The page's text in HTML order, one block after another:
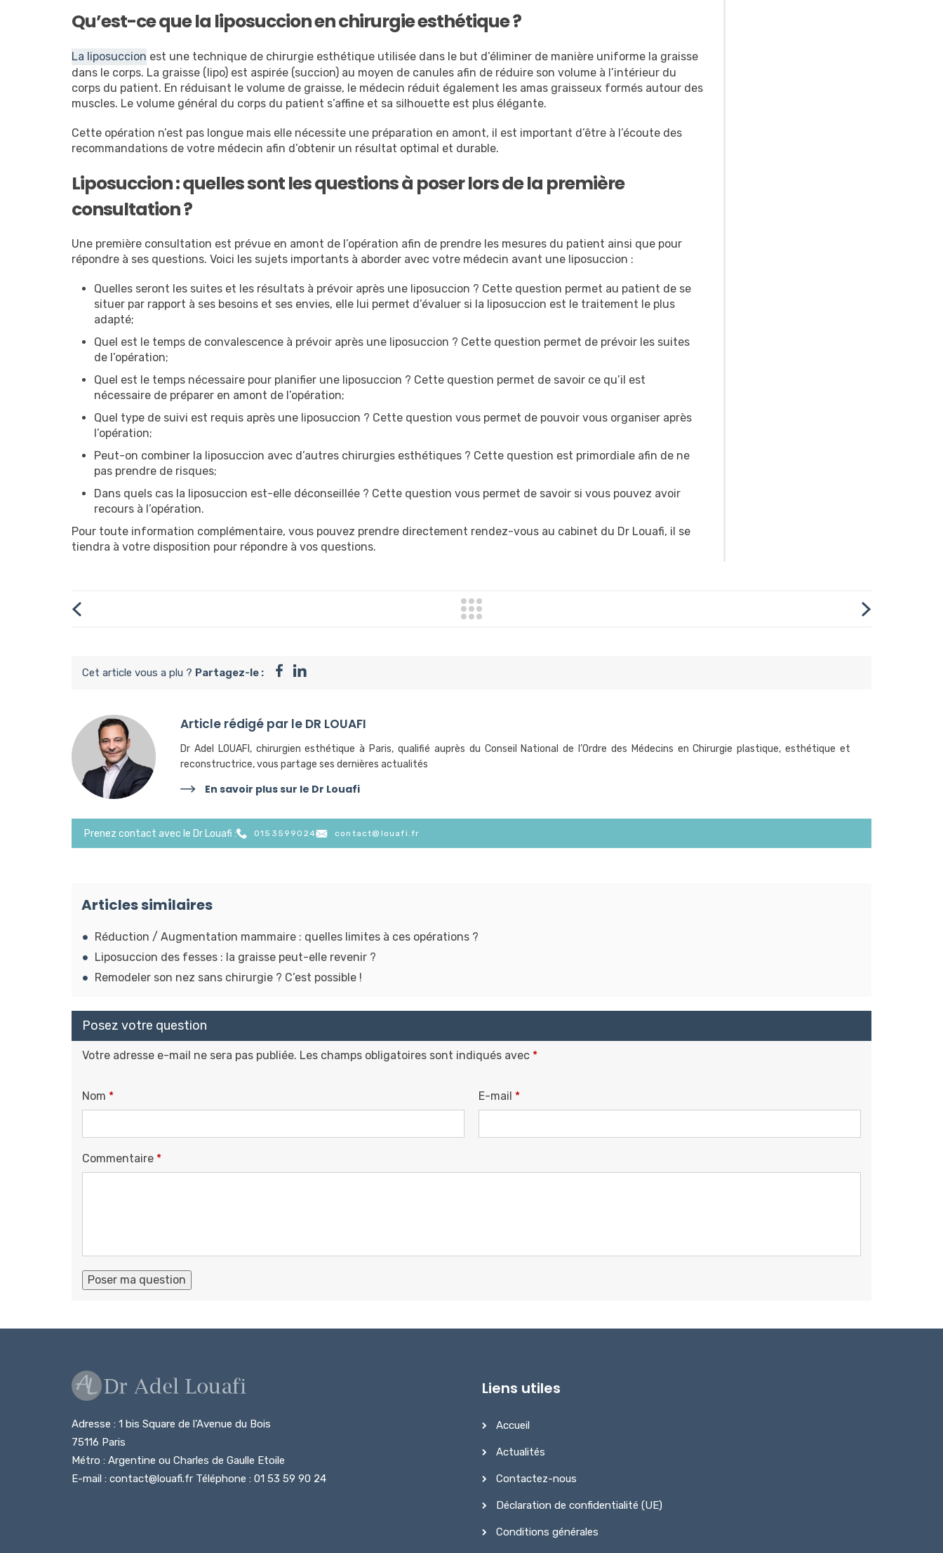
Qu’est-ce que la liposuccion en chirurgie esthétique ?
La liposuccion est une technique de chirurgie esthétique utilisée dans le but d’éliminer de manière uniforme la graisse
dans le corps. La graisse (lipo) est aspirée (succion) au moyen de canules afin de réduire son volume à l’intérieur du
corps du patient. En réduisant le volume de graisse, le médecin réduit également les amas graisseux formés autour des
muscles. Le volume général du corps du patient s’affine et sa silhouette est plus élégante.
Cette opération n’est pas longue mais elle nécessite une préparation en amont, il est important d’être à l’écoute des
recommandations de votre médecin afin d’obtenir un résultat optimal et durable.
Liposuccion : quelles sont les questions à poser lors de la première
consultation ?
Une première consultation est prévue en amont de l’opération afin de prendre les mesures du patient ainsi que pour
répondre à ses questions. Voici les sujets importants à aborder avec votre médecin avant une liposuccion :
Quelles seront les suites et les résultats à prévoir après une liposuccion ? Cette question permet au patient de se
situer par rapport à ses besoins et ses envies, elle lui permet d’évaluer si la liposuccion est le traitement le plus
adapté;
Quel est le temps de convalescence à prévoir après une liposuccion ? Cette question permet de prévoir les suites
de l’opération;
Quel est le temps nécessaire pour planifier une liposuccion ? Cette question permet de savoir ce qu’il est
nécessaire de préparer en amont de l’opération;
Quel type de suivi est requis après une liposuccion ? Cette question vous permet de pouvoir vous organiser après
l’opération;
Peut-on combiner la liposuccion avec d’autres chirurgies esthétiques ? Cette question est primordiale afin de ne
pas prendre de risques;
Dans quels cas la liposuccion est-elle déconseillée ? Cette question vous permet de savoir si vous pouvez avoir
recours à l’opération.
Pour toute information complémentaire, vous pouvez prendre directement rendez-vous au cabinet du Dr Louafi, il se
tiendra à votre disposition pour répondre à vos questions.
Cet article vous a plu ? Partagez-le :
Article rédigé par le DR LOUAFI
Dr Adel LOUAFI, chirurgien esthétique à Paris, qualifié auprès du Conseil National de l’Ordre des Médecins en Chirurgie plastique, esthétique et
reconstructrice, vous partage ses dernières actualités
En savoir plus sur le Dr Louafi
Prenez contact avec le Dr Louafi : 0153599024 contact@louafi.fr
Articles similaires
Réduction / Augmentation mammaire : quelles limites à ces opérations ?
Liposuccion des fesses : la graisse peut-elle revenir ?
Remodeler son nez sans chirurgie ? C’est possible !
Posez votre question
Votre adresse e-mail ne sera pas publiée. Les champs obligatoires sont indiqués avec *
Nom * E-mail *
Commentaire *
Adresse : 1 bis Square de l’Avenue du Bois
75116 Paris
Métro : Argentine ou Charles de Gaulle Etoile
E-mail : contact@louafi.fr Téléphone : 01 53 59 90 24
Liens utiles
Accueil
Actualités
Contactez-nous
Déclaration de confidentialité (UE)
Conditions générales